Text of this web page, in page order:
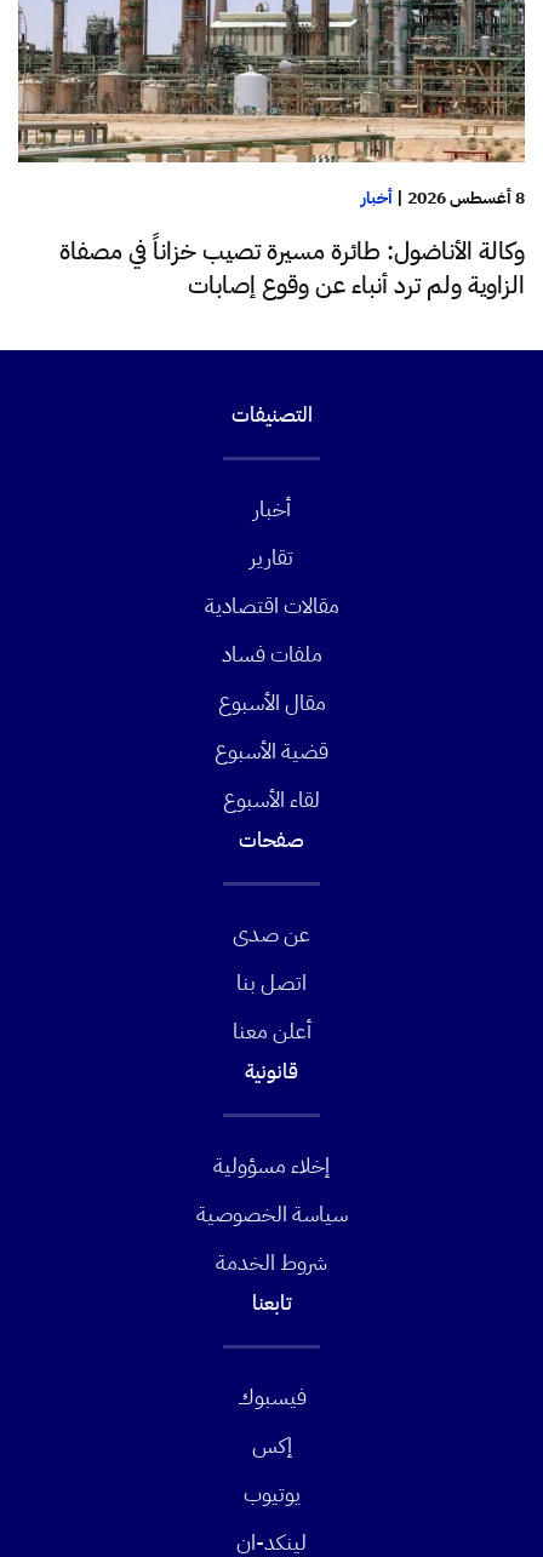
8 أغسطس 2026 | أخبار
وكالة الأناضول: طائرة مسيرة تصيب خزاناً في مصفاة
الزاوية ولم ترد أنباء عن وقوع إصابات
التصنيفات
أخبار
تقارير
مقالات اقتصادية
ملفات فساد
مقال الأسبوع
قضية الأسبوع
لقاء الأسبوع
صفحات
عن صدى
اتصل بنا
أعلن معنا
قانونية
إخلاء مسؤولية
سياسة الخصوصية
شروط الخدمة
تابعنا
فيسبوك
إكس
يوتيوب
لينكد-ان